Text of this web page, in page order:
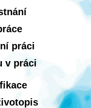
práci
v práci